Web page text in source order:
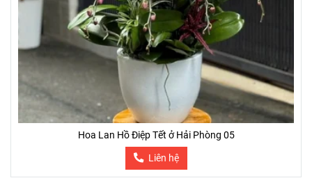
Hoa Lan Hồ Điệp Tết ở Hải Phòng 05
Liên hệ